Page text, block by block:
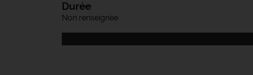
Durée
Non renseignée